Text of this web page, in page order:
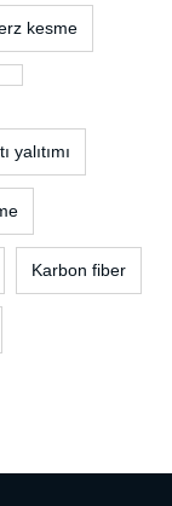
kesme
yalıtımı
Karbon fiber